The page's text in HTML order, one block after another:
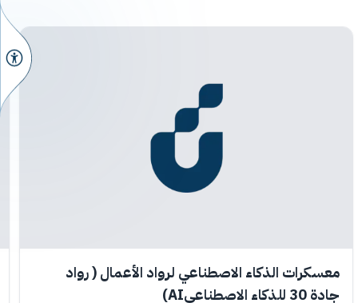
معسكرات الذكاء الاصطناعي لرواد الأعمال ( رواد
جادة 30 للذكاء الاصطناعيAI)